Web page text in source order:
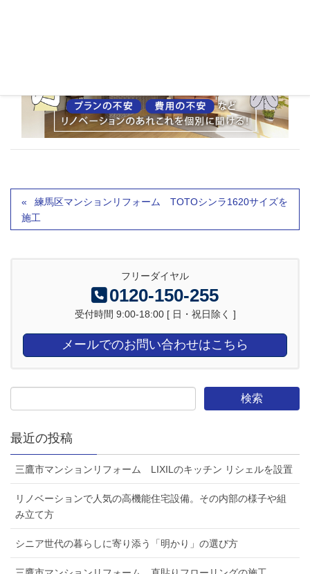
練馬区マンションリフォーム TOTOシンラ1620サイズを
施工
フリーダイヤル
0120-150-255
受付時間 9:00-18:00 [ 日・祝日除く ]
メールでのお問い合わせはこちら
最近の投稿
三鷹市マンションリフォーム LIXILのキッチン リシェルを設置
リノベーションで人気の高機能住宅設備。その内部の様子や組
み立て方
シニア世代の暮らしに寄り添う「明かり」の選び方